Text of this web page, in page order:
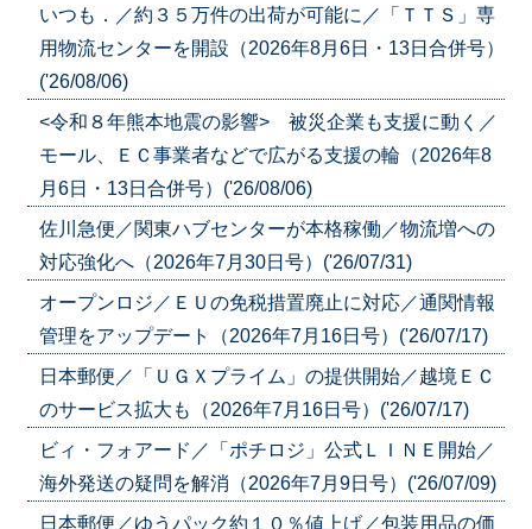
いつも．／約３５万件の出荷が可能に／「ＴＴＳ」専
用物流センターを開設（2026年8月6日・13日合併号）
('26/08/06)
<令和８年熊本地震の影響> 被災企業も支援に動く／
モール、ＥＣ事業者などで広がる支援の輪（2026年8
月6日・13日合併号）('26/08/06)
佐川急便／関東ハブセンターが本格稼働／物流増への
対応強化へ（2026年7月30日号）('26/07/31)
オープンロジ／ＥＵの免税措置廃止に対応／通関情報
管理をアップデート（2026年7月16日号）('26/07/17)
日本郵便／「ＵＧＸプライム」の提供開始／越境ＥＣ
のサービス拡大も（2026年7月16日号）('26/07/17)
ビィ・フォアード／「ポチロジ」公式ＬＩＮＥ開始／
海外発送の疑問を解消（2026年7月9日号）('26/07/09)
日本郵便／ゆうパック約１０％値上げ／包装用品の価